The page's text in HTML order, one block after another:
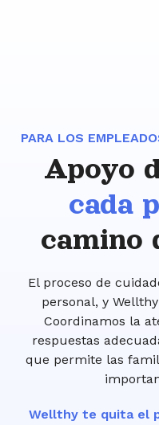
PARA LOS
Apoyo
cada
camino
El proceso de
personal, y
Coordinamos la
respuestas
que permite las
Wellthy te quita el